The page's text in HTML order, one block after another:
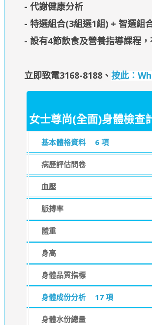
- 代謝健康分析
- 特選組合(3組選1組) + 智選組
- 設有4節飲食及營養指導課程
立即致電3168-8188、 按此：
女士尊尚(全面)身體檢查
基本體格資料 6 項
病歷評估問卷
血壓
脈搏率
體重
身高
身體品質指標
身體成份分析 17 項
身體水份總量